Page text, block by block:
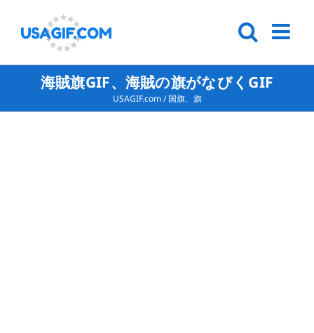
海賊旗GIF、海賊の旗がなびくGIF
USAGIF.com/国旗、旗